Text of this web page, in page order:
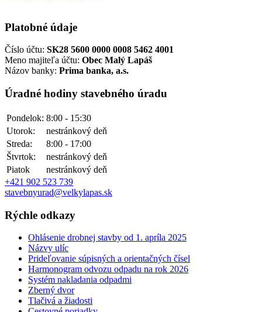
Platobné údaje
Číslo účtu: SK28 5600 0000 0008 5462 4001
Meno majiteľa účtu: Obec Malý Lapáš
Názov banky: Prima banka, a.s.
Úradné hodiny stavebného úradu
Pondelok: 8:00 - 15:30
Utorok:
nestránkový deň
Streda:
8:00 - 17:00
Štvrtok:
nestránkový deň
Piatok
nestránkový deň
+421 902 523 739
stavebnyurad@velkylapas.sk
Rýchle odkazy
Ohlásenie drobnej stavby od 1. apríla 2025
Názvy ulíc
Prideľovanie súpisných a orientačných čísel
Harmonogram odvozu odpadu na rok 2026
Systém nakladania odpadmi
Zberný dvor
Tlačivá a žiadosti